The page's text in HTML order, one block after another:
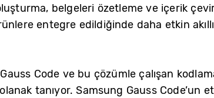
belgeleri özetleme ve içerik
entegre edildiğinde daha etkin
Code ve bu çözümle çalışan
tanıyor. Samsung Gauss Code’un